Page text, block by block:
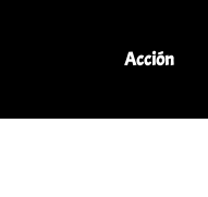
Acción